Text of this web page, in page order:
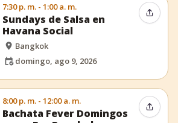
7:30 p. m. - 1:00 a. m.
Sundays de Salsa en
Havana Social
Bangkok
domingo, ago 9, 2026
8:00 p. m. - 12:00 a. m.
Bachata Fever Domingos